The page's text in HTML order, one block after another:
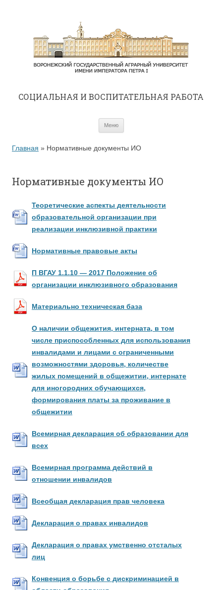
CОЦИАЛЬНАЯ И ВОСПИТАТЕЛЬНАЯ РАБОТА
Меню
Главная » Нормативные документы ИО
Нормативные документы ИО
Теоретические аспекты деятельности
образовательной организации при
реализации инклюзивной практики
Нормативные правовые акты
П ВГАУ 1.1.10 — 2017 Положение об
организации инклюзивного образования
Материально техническая база
О наличии общежития, интерната, в том
числе приспособленных для использования
инвалидами и лицами с ограниченными
возможностями здоровья, количестве
жилых помещений в общежитии, интернате
для иногородних обучающихся,
формирования платы за проживание в
общежитии
Всемирная декларация об образовании для
всех
Всемирная программа действий в
отношении инвалидов
Всеобщая декларация прав человека
Декларация о правах инвалидов
Декларация о правах умственно отсталых
лиц
Конвенция о борьбе с дискриминацией в